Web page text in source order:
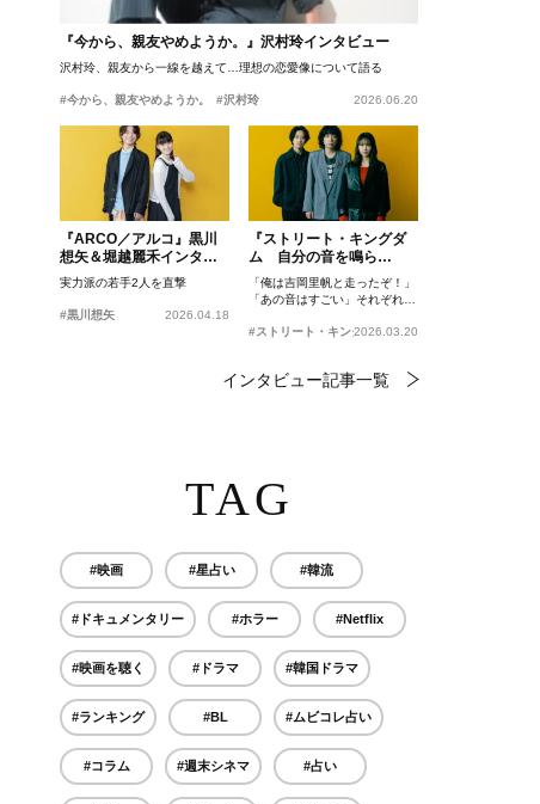
『今から、親友やめようか。』沢村玲インタビュー
沢村玲、親友から一線を越えて…理想の恋愛像について語る
#今から、親友やめようか。 #沢村玲 2026.06.20
『ARCO／アルコ』黒川
想矢＆堀越麗禾インタビ
ュー
実力派の若手2人を直撃
#黒川想矢 2026.04.18
『ストリート・キングダ
ム 自分の音を鳴ら
せ。』峯田和伸、若葉竜
也、吉岡里帆インタビュ
ー
「俺は吉岡里帆と走ったぞ！」
「あの音はすごい」それぞれの
#ストリート・キングダム 自分の音を鳴らせ。
2026.03.20
インタビュー記事一覧
TAG
#映画 #星占い #韓流
#ドキュメンタリー #ホラー #Netflix
#映画を聴く #ドラマ #韓国ドラマ
#ランキング #BL #ムビコレ占い
#コラム #週末シネマ #占い